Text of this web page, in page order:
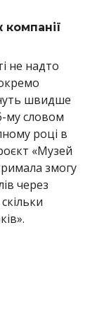
не надто
швидше
му словом
році в
«Музей
змогу
через
».